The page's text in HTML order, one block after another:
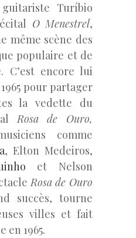
Turíbio
O Menestrel,
même scène des
populaire et de
C’est encore lui
pour partager
la vedette du
Rosa de Ouro,
comme
, Elton Medeiros,
et Nelson
Rosa de Ouro
succès, tourne
villes et fait
en 1965.